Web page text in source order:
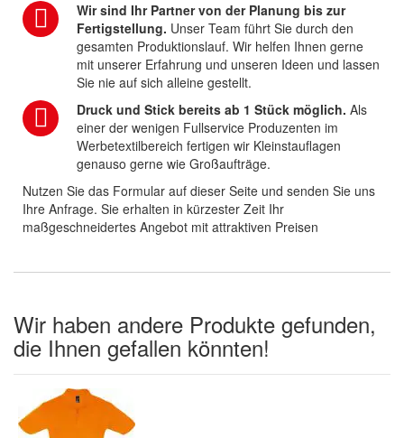
Wir sind Ihr Partner von der Planung bis zur
Fertigstellung. Unser Team führt Sie durch den
gesamten Produktionslauf. Wir helfen Ihnen gerne
mit unserer Erfahrung und unseren Ideen und lassen
Sie nie auf sich alleine gestellt.
Druck und Stick bereits ab 1 Stück möglich. Als
einer der wenigen Fullservice Produzenten im
Werbetextilbereich fertigen wir Kleinstauflagen
genauso gerne wie Großaufträge.
Nutzen Sie das Formular auf dieser Seite und senden Sie uns
Ihre Anfrage. Sie erhalten in kürzester Zeit Ihr
maßgeschneidertes Angebot mit attraktiven Preisen
Wir haben andere Produkte gefunden,
die Ihnen gefallen könnten!